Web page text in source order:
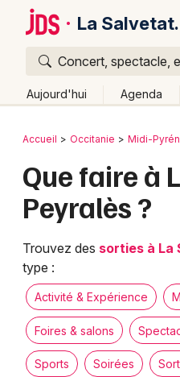
La
Concert, spectacle,
Aujourd'hui Agenda
Publier un
Grands événements
Activité & Expérience
Manifestations
Foires & salons
Bordeaux
Colmar
Lyon
Marseille
Mulhouse
Montpellier
Retour
Accueil Occitanie Midi-
Que faire à
Peyralès ?
Trouvez des sorties à La
type :
Activité & Expérience
Foires & salons
Sports Soirées
Quoi ?
Où ?
Midi-Pyrénées
Partout
Quand ?
Aujourd'hui
Demain Ce